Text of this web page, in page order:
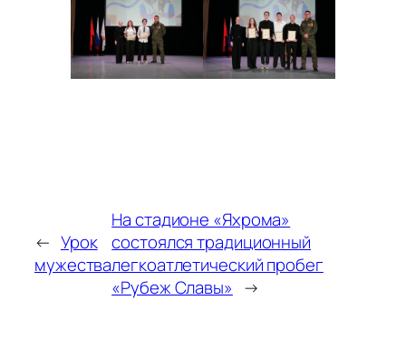
← Урок
мужества
На стадионе «Яхрома»
состоялся традиционный
легкоатлетический пробег
«Рубеж Славы» →